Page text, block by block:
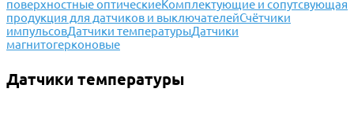
поверхностные оптическиеКомплектующие и сопутсвующая
продукция для датчиков и выключателейСчётчики
импульсовДатчики температурыДатчики
магнитогерконовые
Датчики температуры